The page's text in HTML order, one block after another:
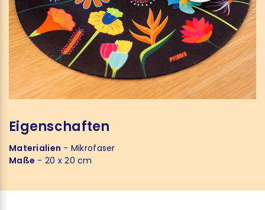
Eigenschaften
Materialien - Mikrofaser
Maße - 20 x 20 cm